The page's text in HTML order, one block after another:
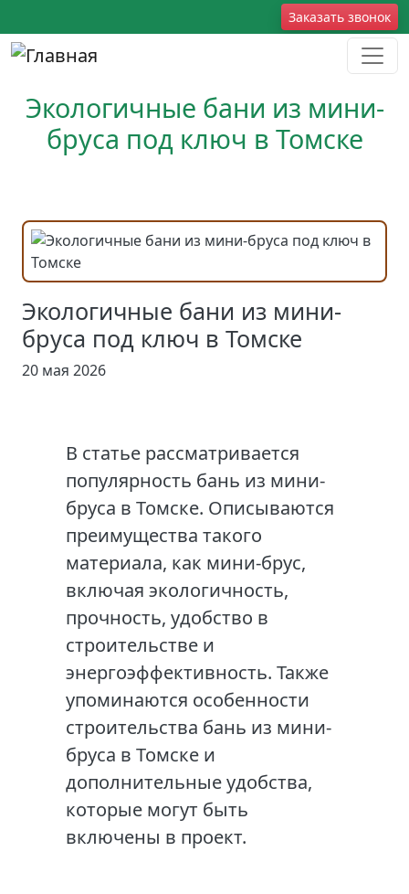
Заказать звонок
Экологичные бани из мини-
бруса под ключ в Томске
Экологичные бани из мини-
бруса под ключ в Томске
20 мая 2026
В статье рассматривается
популярность бань из мини-
бруса в Томске. Описываются
преимущества такого
материала, как мини-брус,
включая экологичность,
прочность, удобство в
строительстве и
энергоэффективность. Также
упоминаются особенности
строительства бань из мини-
бруса в Томске и
дополнительные удобства,
которые могут быть
включены в проект.